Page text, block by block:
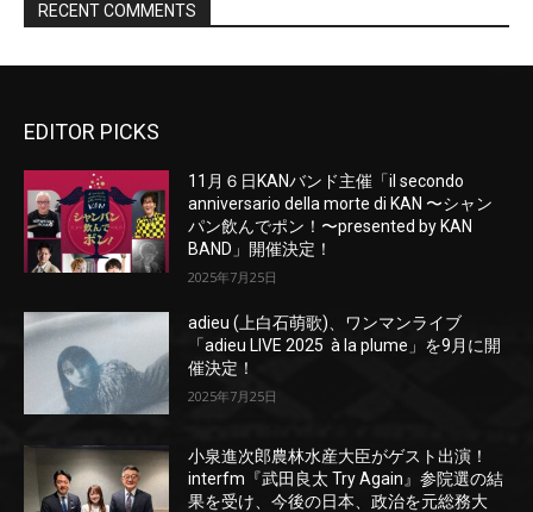
EDITOR PICKS
11月６日KANバンド主催「il secondo
anniversario della morte di KAN 〜シャン
パン飲んでポン！〜presented by KAN
BAND」開催決定！
2025年7月25日
adieu (上白石萌歌)、ワンマンライブ
「adieu LIVE 2025 à la plume」を9月に開
催決定！
2025年7月25日
小泉進次郎農林水産大臣がゲスト出演！
interfm『武田良太 Try Again』参院選の結
果を受け、今後の日本、政治を元総務大